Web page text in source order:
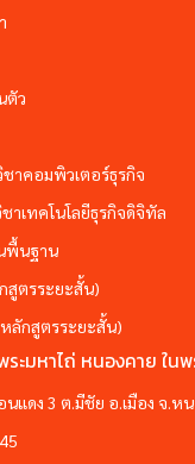
ตัว
าคอมพิวเตอร์ธุรกิจ
าเทคโนโลยีธุรกิจดิจิทัล
พื้นฐาน
สูตรระยะสั้น)
ลักสูตรระยะสั้น)
ะมหาไถ่ หนองคาย ใน
แดง 3 ต.มีชัย อ.เมือง จ.ห